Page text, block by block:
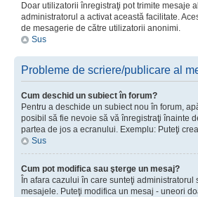
Doar utilizatorii înregistraţi pot trimite mesaje
administratorul a activat această facilitate.
de mesagerie de către utilizatorii anonimi.
Sus
Probleme de scriere/publicare al
Cum deschid un subiect în forum?
Pentru a deschide un subiect nou în forum,
posibil să fie nevoie să vă înregistraţi înainte
partea de jos a ecranului. Exemplu: Puteţi
Sus
Cum pot modifica sau şterge un mesaj?
În afara cazului în care sunteţi
mesajele. Puteţi modifica un mesaj - uneori